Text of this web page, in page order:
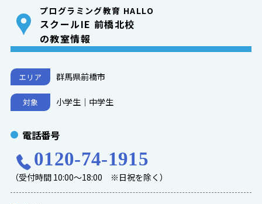
プログラミング教育 HALLO
スクールIE 前橋北校
の教室情報
エリア 群馬県前橋市
対象 小学生｜中学生
電話番号
0120-74-1915
（受付時間 10:00～18:00 ※日祝を除く）